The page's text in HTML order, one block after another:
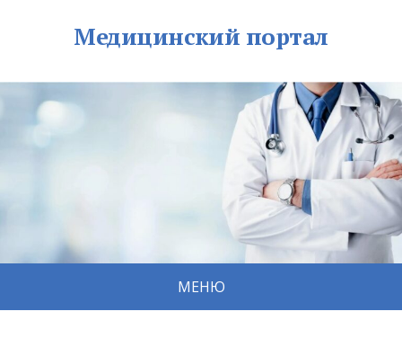
Медицинский портал
МЕНЮ